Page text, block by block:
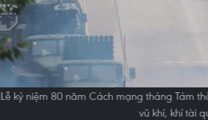
Lễ kỷ niệm 80 năm Cách mạng tháng Tám
vũ khí, khí tài